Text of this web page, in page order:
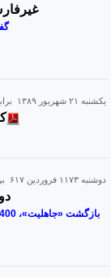
يكشنبه ۲۱ شهريور ۱۳۸۹ برابر با ۱۲ سپتامبر ۲۰۱۰
دوشنبه ۱۱۷۳ فروردين ۶۱۷ برابر با ۰۱ ژانويه ۰۰۰۱